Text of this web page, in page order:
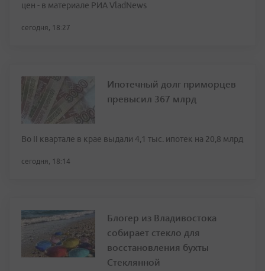
цен - в материале РИА VladNews
сегодня, 18:27
Ипотечный долг приморцев
превысил 367 млрд
Во II квартале в крае выдали 4,1 тыс. ипотек на 20,8 млрд
сегодня, 18:14
Блогер из Владивостока
собирает стекло для
восстановления бухты
Стеклянной